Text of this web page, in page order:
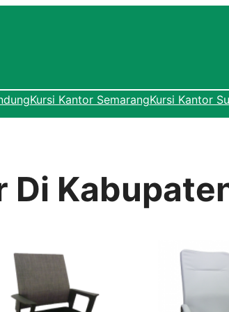
Kursi Kantor SemarangKursi Kantor